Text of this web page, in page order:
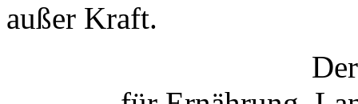
außer Kraft.